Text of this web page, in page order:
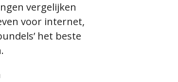
vergelijken
voor internet,
het beste